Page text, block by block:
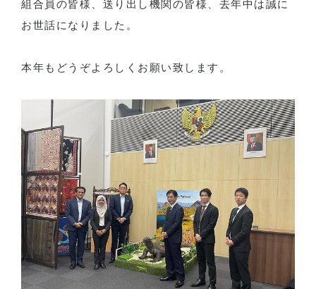
組合員の皆様、送り出し機関の皆様、去年中は誠に
お世話になりました。
本年もどうぞよろしくお願い致します。